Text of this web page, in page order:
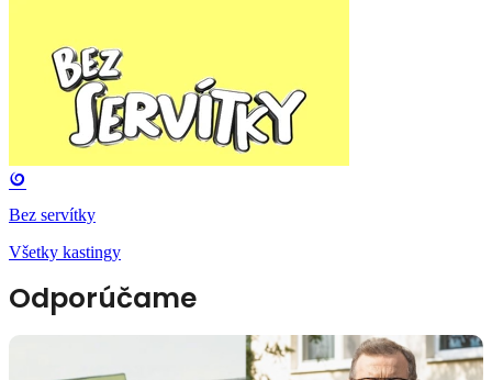
Bez servítky
Všetky kastingy
Odporúčame